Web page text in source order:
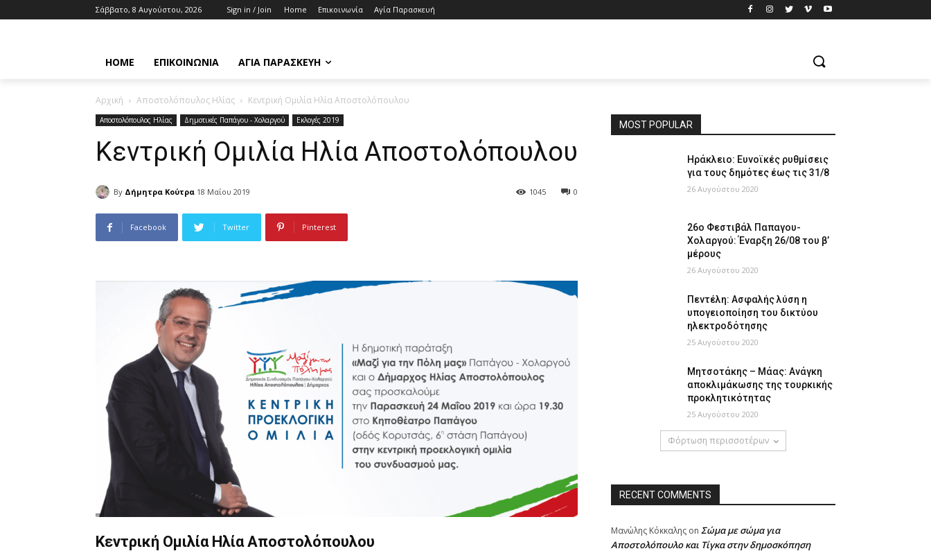
Σάββατο, 8 Αυγούστου, 2026 Sign in / Join Home Επικοινωνία Αγία Παρασκευή
HOME ΕΠΙΚΟΙΝΩΝΊΑ ΑΓΊΑ ΠΑΡΑΣΚΕΥΉ
Αρχική Αποστολόπουλος Ηλίας Κεντρική Ομιλία Ηλία Αποστολόπουλου
Αποστολόπουλος Ηλίας Δημοτικές Παπάγου - Χολαργού Εκλογές 2019
Κεντρική Ομιλία Ηλία Αποστολόπουλου
By Δήμητρα Κούτρα 18 Μαΐου 2019 0
1045
Facebook Twitter Pinterest
Κεντρική Ομιλία Ηλία Αποστολόπουλου
MOST POPULAR
Ηράκλειο: Ευνοϊκές ρυθμίσεις
για τους δημότες έως τις 31/8
26 Αυγούστου 2020
26ο Φεστιβάλ Παπαγου-
Χολαργού: Έναρξη 26/08 του β’
μέρους
26 Αυγούστου 2020
Πεντέλη: Ασφαλής λύση η
υπογειοποίηση του δικτύου
ηλεκτροδότησης
25 Αυγούστου 2020
Μητσοτάκης – Μάας: Ανάγκη
αποκλιμάκωσης της τουρκικής
προκλητικότητας
25 Αυγούστου 2020
Φόρτωση περισσοτέρων
RECENT COMMENTS
Μανώλης Κόκκαλης on Σώμα με σώμα για
Αποστολόπουλο και Τίγκα στην δημοσκόπηση